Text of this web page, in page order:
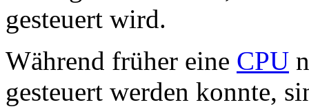
gesteuert wird.
Während früher eine CPU
gesteuert werden konnte,